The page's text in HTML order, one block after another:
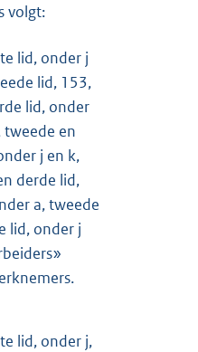
volgt:
lid, onder j
lid, 153,
lid, onder
tweede en
j en k,
derde lid,
a, tweede
lid, onder j
lid, onder j,